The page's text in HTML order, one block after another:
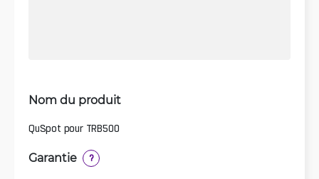
Nom du produit
QuSpot pour TRB500
Garantie ?